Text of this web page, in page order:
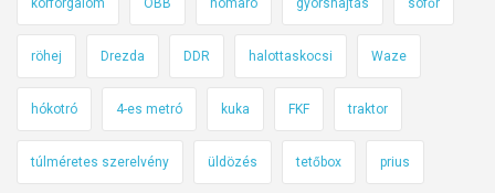
l
p
á
h
u
körforgalom OBB hómaró gyorshajtás sofőr
röhej Drezda DDR halottaskocsi Waze
hókotró 4-es metró kuka FKF traktor
túlméretes szerelvény üldözés tetőbox prius